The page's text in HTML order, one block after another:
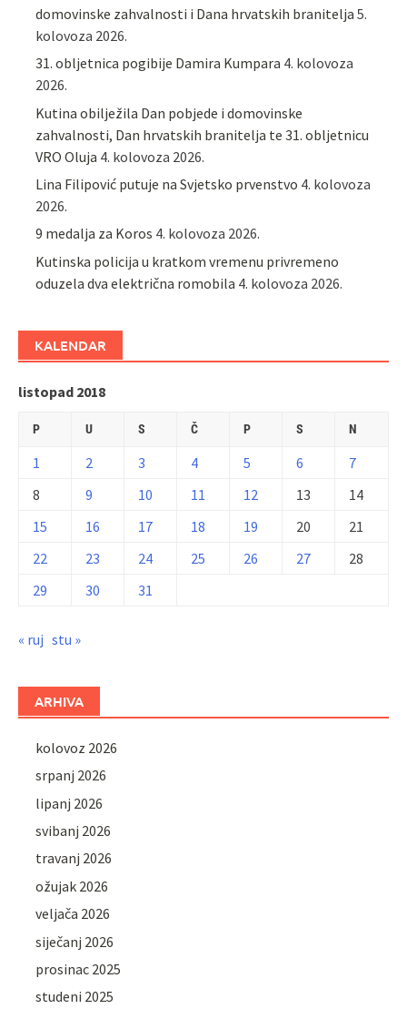
domovinske zahvalnosti i Dana hrvatskih branitelja 5.
kolovoza 2026.
31. obljetnica pogibije Damira Kumpara 4. kolovoza
2026.
Kutina obilježila Dan pobjede i domovinske
zahvalnosti, Dan hrvatskih branitelja te 31. obljetnicu
VRO Oluja 4. kolovoza 2026.
Lina Filipović putuje na Svjetsko prvenstvo 4. kolovoza
2026.
9 medalja za Koros 4. kolovoza 2026.
Kutinska policija u kratkom vremenu privremeno
oduzela dva električna romobila 4. kolovoza 2026.
KALENDAR
listopad 2018
P U S Č P S N
1 2 3 4 5 6
7
8
9 10 11 12 13
14
15
16 17 18 19 20
21
22
23 24 25 26 27
28
29
30 31
« ruj stu »
ARHIVA
kolovoz 2026
srpanj 2026
lipanj 2026
svibanj 2026
travanj 2026
ožujak 2026
veljača 2026
siječanj 2026
prosinac 2025
studeni 2025